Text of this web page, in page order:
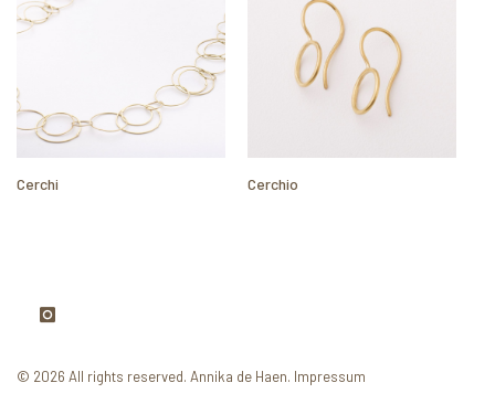
Cerchi Cerchio
© 2026 All rights reserved. Annika de Haen. Impressum